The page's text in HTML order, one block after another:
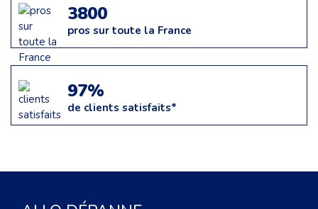
3800
pros sur toute la France
97%
de clients satisfaits*